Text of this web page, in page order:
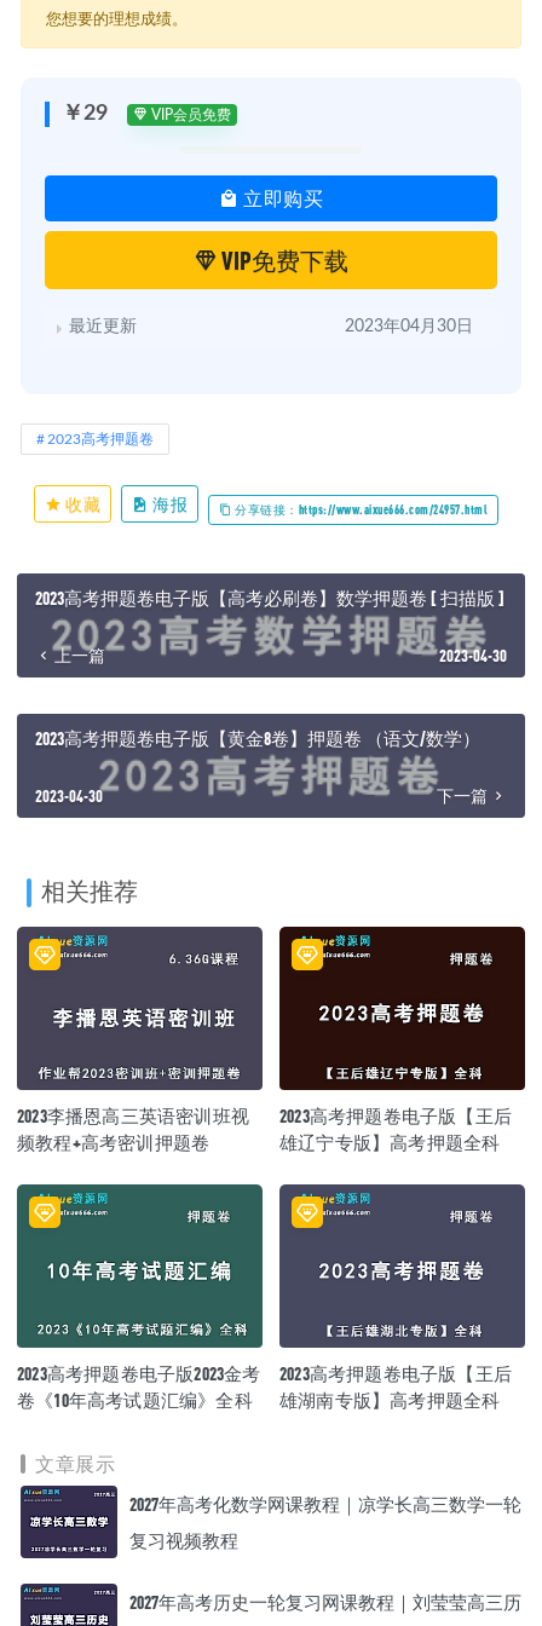
您想要的理想成绩。
￥29 VIP会员免费
立即购买
VIP免费下载
最近更新 2023年04月30日
2023高考押题卷
收藏 海报 分享链接：https://www.aixue666.com/24957.html
2023高考押题卷电子版【高考必刷卷】数学押题卷 [ 扫描版 ]
上一篇 2023-04-30
2023高考押题卷电子版【黄金8卷】押题卷 （语文/数学）
2023-04-30 下一篇
相关推荐
2023李播恩高三英语密训班视
频教程+高考密训押题卷
2023高考押题卷电子版【王后
雄辽宁专版】高考押题全科
2023高考押题卷电子版2023金考
卷《10年高考试题汇编》全科
2023高考押题卷电子版【王后
雄湖南专版】高考押题全科
文章展示
2027年高考化数学网课教程｜凉学长高三数学一轮
复习视频教程
2027年高考历史一轮复习网课教程｜刘莹莹高三历